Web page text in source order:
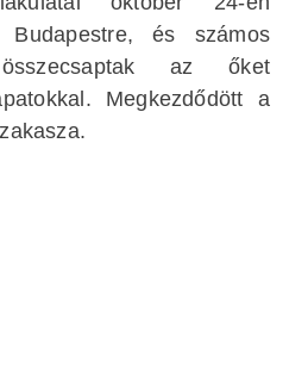
Budapestre, és számos
az őket
Megkezdődött a